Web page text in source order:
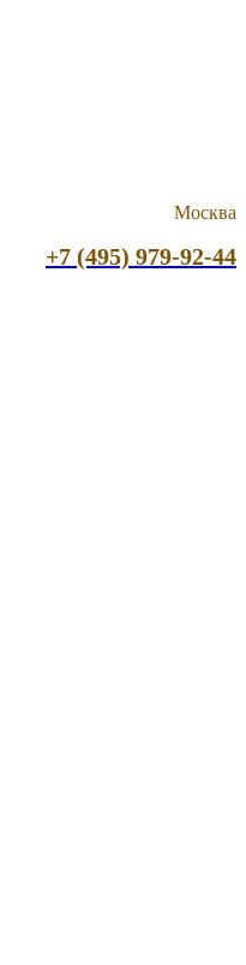
Москва
+7 (495) 979-92-44